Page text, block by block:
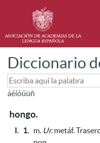
Diccionario
áéíóúüñ
hongo.
I. 1. m. Ur. metáf.